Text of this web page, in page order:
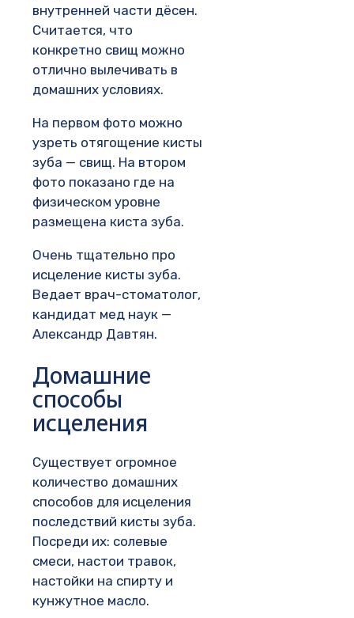
внутренней части дёсен.
Считается, что
конкретно свищ можно
отлично вылечивать в
домашних условиях.
На первом фото можно
узреть отягощение кисты
зуба — свищ. На втором
фото показано где на
физическом уровне
размещена киста зуба.
Очень тщательно про
исцеление кисты зуба.
Ведает врач-стоматолог,
кандидат мед наук —
Александр Давтян.
Домашние
способы
исцеления
Существует огромное
количество домашних
способов для исцеления
последствий кисты зуба.
Посреди их: солевые
смеси, настои травок,
настойки на спирту и
кунжутное масло.